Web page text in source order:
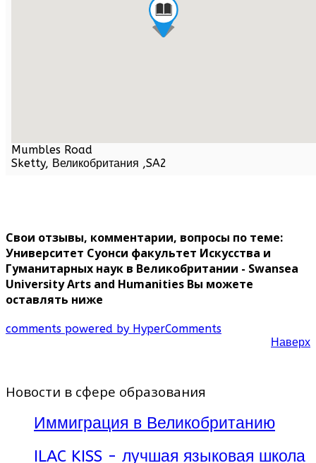
Mumbles Road
Sketty, Великобритания ,SA2
Свои отзывы, комментарии, вопросы по теме:
Университет Суонси факультет Искусства и
Гуманитарных наук в Великобритании - Swansea
University Arts and Humanities Вы можете
оставлять ниже
comments powered by HyperComments
Наверх
Новости в сфере образования
Иммиграция в Великобританию
ILAC KISS - лучшая языковая школа